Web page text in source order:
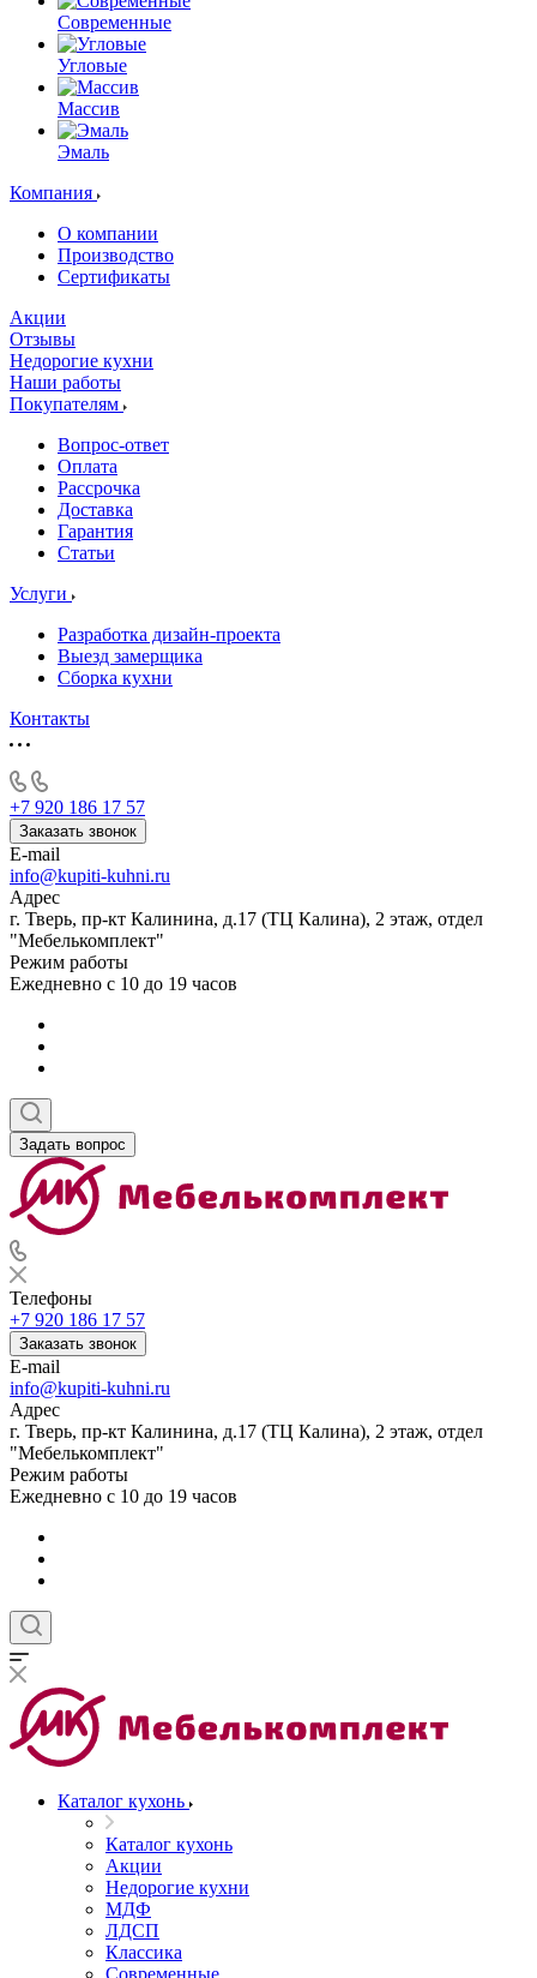
Современные
Угловые
Массив
Эмаль
Компания
О компании
Производство
Сертификаты
Акции
Отзывы
Недорогие кухни
Наши работы
Покупателям
Вопрос-ответ
Оплата
Рассрочка
Доставка
Гарантия
Статьи
Услуги
Разработка дизайн-проекта
Выезд замерщика
Сборка кухни
Контакты
+7 920 186 17 57
Заказать звонок
E-mail
info@kupiti-kuhni.ru
Адрес
г. Тверь, пр-кт Калинина, д.17 (ТЦ Калина), 2 этаж, отдел
"Мебелькомплект"
Режим работы
Ежедневно с 10 до 19 часов
Задать вопрос
Телефоны
+7 920 186 17 57
Заказать звонок
E-mail
info@kupiti-kuhni.ru
Адрес
г. Тверь, пр-кт Калинина, д.17 (ТЦ Калина), 2 этаж, отдел
"Мебелькомплект"
Режим работы
Ежедневно с 10 до 19 часов
Каталог кухонь
Каталог кухонь
Акции
Недорогие кухни
МДФ
ЛДСП
Классика